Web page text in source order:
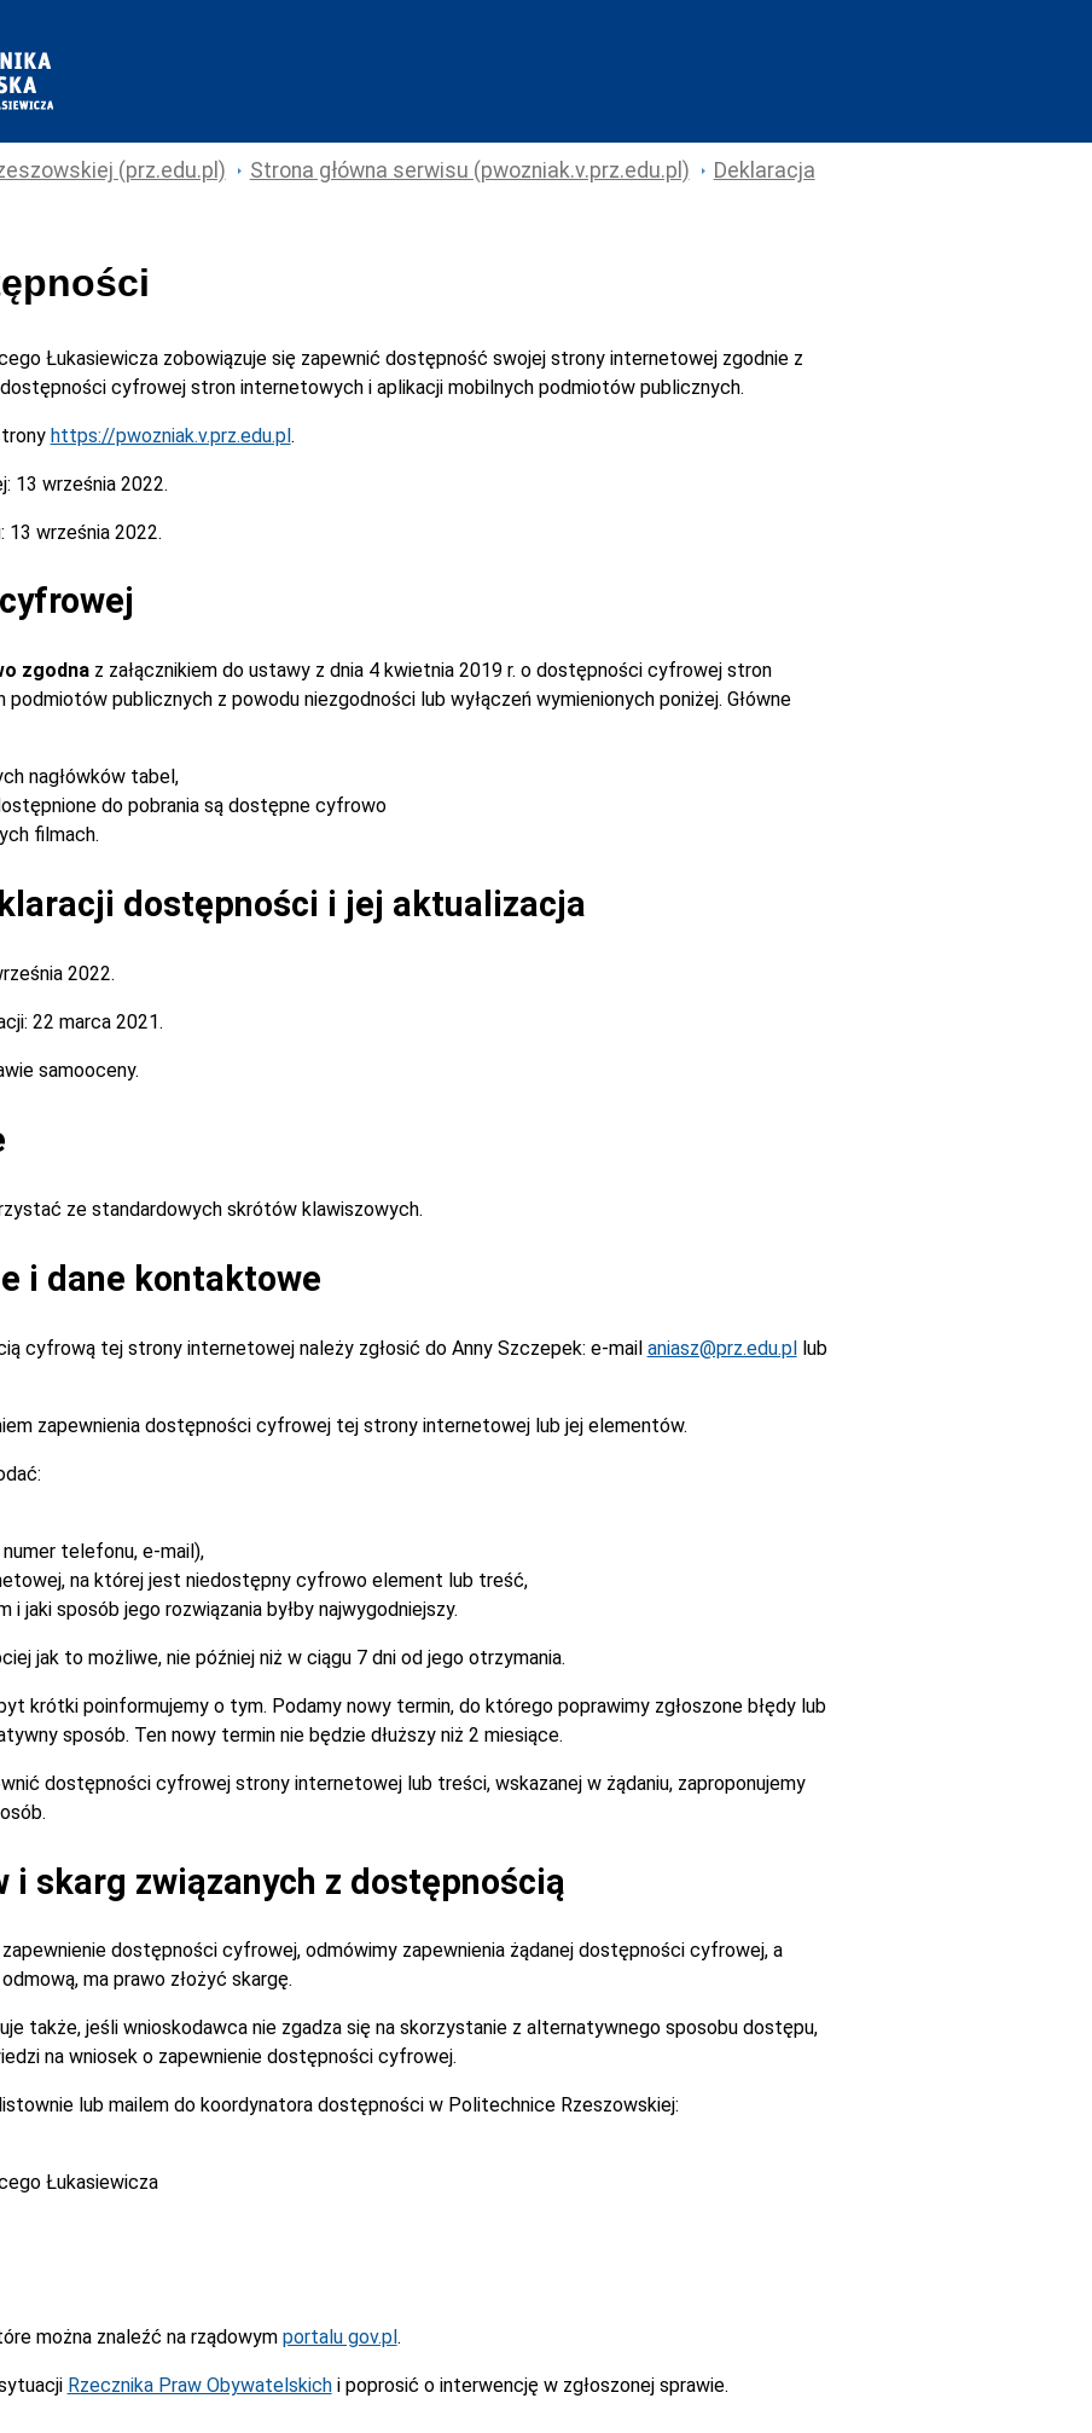
(prz.edu.pl) Strona główna serwisu (pwozniak.v.prz.edu.pl)
Deklaracja
Łukasiewiczazobowiązuje się zapewnić dostępność swojej strony internetowej zgodnie z
cyfrowej stron internetowych i aplikacji mobilnych podmiotów publicznych.
https://pwozniak.v.prz.edu.pl.
13 września 2022.
13 września 2022.
zgodna z załącznikiem do ustawy z dnia 4 kwietnia 2019 r. o dostępności cyfrowej stron
publicznych z powodu niezgodności lub wyłączeń wymienionych poniżej. Główne
nagłówków tabel,
do pobrania są dostępne cyfrowo
filmach.
dostępności i jej aktualizacja
2022.
22 marca 2021.
samooceny.
ze standardowych skrótów klawiszowych.
i dane kontaktowe
cyfrową tej strony internetowej należy zgłosić do Anny Szczepek: e-mail aniasz@prz.edu.pllub
zapewnienia dostępności cyfrowej tej strony internetowej lub jej elementów.
telefonu, e-mail),
na której jest niedostępny cyfrowo element lub treść,
i jaki sposób jego rozwiązania byłby najwygodniejszy.
jak to możliwe, nie później niż w ciągu 7 dni od jego otrzymania.
krótki poinformujemy o tym. Podamy nowy termin, do którego poprawimy zgłoszone błędy lub
sposób. Ten nowy termin nie będzie dłuższy niż 2 miesiące.
dostępności cyfrowej strony internetowej lub treści, wskazanej w żądaniu, zaproponujemy
i skarg związanych z dostępnością
dostępności cyfrowej, odmówimy zapewnienia żądanej dostępności cyfrowej, a
ma prawo złożyć skargę.
także, jeśli wnioskodawca nie zgadza się na skorzystanie z alternatywnego sposobu dostępu,
na wniosek o zapewnienie dostępności cyfrowej.
lub mailem do koordynatora dostępności w Politechnice Rzeszowskiej:
Łukasiewicza
można znaleźć na rządowym portalu gov.pl .
Rzecznika Praw Obywatelskichi poprosić o interwencję w zgłoszonej sprawie.